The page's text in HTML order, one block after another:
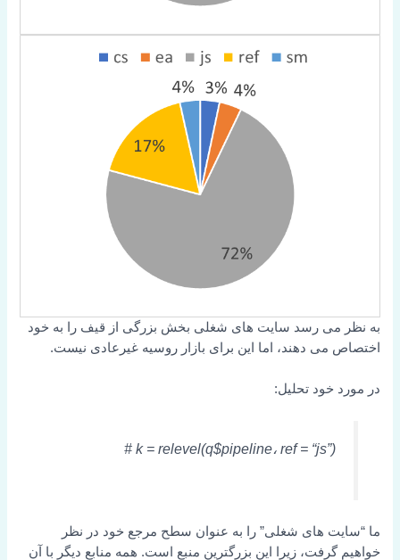
به نظر می رسد سایت های شغلی بخش بزرگی از قیف را به خود
اختصاص می دهند، اما این برای بازار روسیه غیرعادی نیست.
در مورد خود تحلیل:
k = relevel(q$pipeline، ref = “js”) #
ما “سایت های شغلی” را به عنوان سطح مرجع خود در نظر
خواهیم گرفت، زیرا این بزرگترین منبع است. همه منابع دیگر با آن